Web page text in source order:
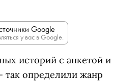
Google
у вас в Google.
историй с анкетой и
определили жанр